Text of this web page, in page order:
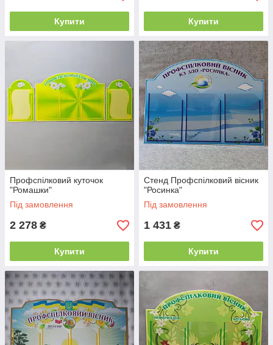
Купити Купити
Профспілковий куточок
"Ромашки"
Під замовлення
2 278 ₴
Купити
Стенд Профспілковий вісник
"Росинка"
Під замовлення
1 431 ₴
Купити